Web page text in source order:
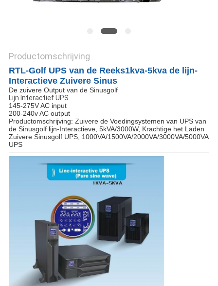
Productomschrijving
RTL-Golf UPS van de Reeks1kva-5kva de lijn-
Interactieve Zuivere Sinus
De zuivere Output van de Sinusgolf
Lijn Interactief UPS
145-275V AC input
200-240v AC output
Productomschrijving: Zuivere de Voedingsystemen van UPS van
de Sinusgolf lijn-Interactieve, 5kVA/3000W, Krachtige het Laden
Zuivere Sinusgolf UPS, 1000VA/1500VA/2000VA/3000VA/5000VA
UPS